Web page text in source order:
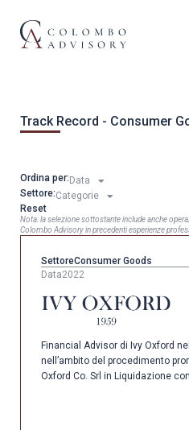
Track Record - Consumer
Ordina per: Data
Settore:Categorie
Reset
Nota: la selezione sottostante include anche
Colombo Advisory in precedenti esperienze
SettoreConsumer Goods
Data2022
Financial Advisor di Ivy Oxford
nell’ambito del procedimento
Oxford Co. Srl in Liquidazione